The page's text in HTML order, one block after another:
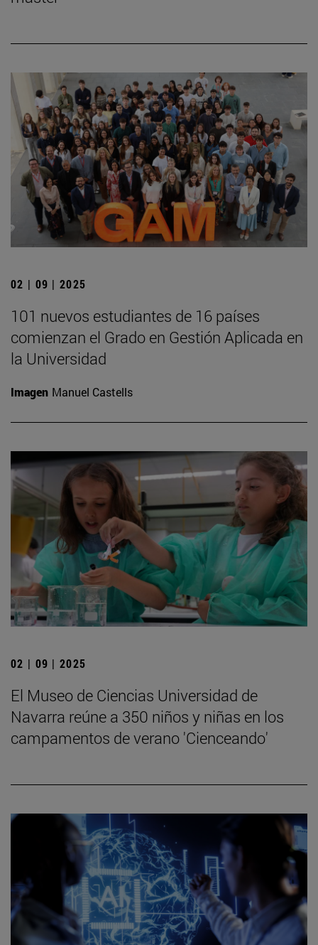
02 | 09 | 2025
101 nuevos estudiantes de 16 países
comienzan el Grado en Gestión Aplicada en
la Universidad
Imagen Manuel Castells
02 | 09 | 2025
El Museo de Ciencias Universidad de
Navarra reúne a 350 niños y niñas en los
campamentos de verano 'Cienceando'